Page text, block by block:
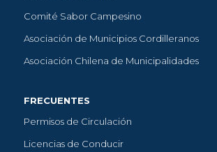
Comité Sabor Campesino
Asociación de Municipios Cordilleranos
Asociación Chilena de Municipalidades
FRECUENTES
Permisos de Circulación
Licencias de Conducir